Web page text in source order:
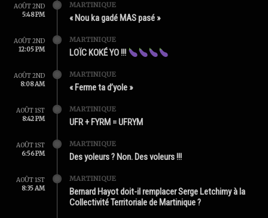
AOÛT 2ND
5:48 PM
MARTINIQUE
« Nou ka gadé MAS pasé »
AOÛT 2ND
12:05 PM
MARTINIQUE
LOÏC KOKÉ YO !!!
AOÛT 2ND
8:08 AM
MARTINIQUE
« Ferme ta d’yole »
AOÛT 1ST
8:42 PM
MARTINIQUE
UFR + FYRM = UFRYM
AOÛT 1ST
6:56 PM
MARTINIQUE
Des yoleurs ? Non. Des voleurs !!!
AOÛT 1ST
8:35 AM
MARTINIQUE
Bernard Hayot doit-il remplacer Serge Letchimy à la
Collectivité Territoriale de Martinique ?